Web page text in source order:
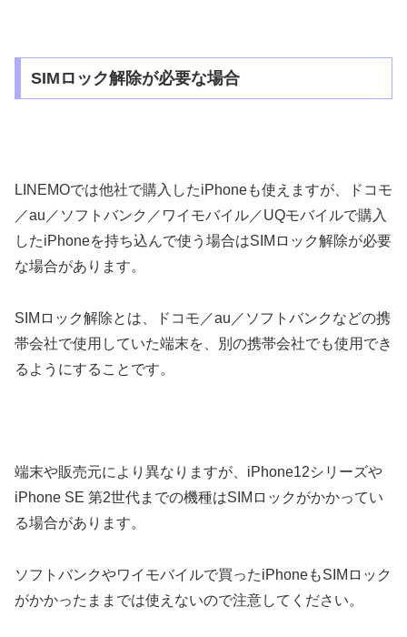
SIMロック解除が必要な場合
LINEMOでは他社で購入したiPhoneも使えますが、ドコモ
／au／ソフトバンク／ワイモバイル／UQモバイルで購入
したiPhoneを持ち込んで使う場合はSIMロック解除が必要
な場合があります。
SIMロック解除とは、ドコモ／au／ソフトバンクなどの携
帯会社で使用していた端末を、別の携帯会社でも使用でき
るようにすることです。
端末や販売元により異なりますが、iPhone12シリーズや
iPhone SE 第2世代までの機種はSIMロックがかかってい
る場合があります。
ソフトバンクやワイモバイルで買ったiPhoneもSIMロック
がかかったままでは使えないので注意してください。